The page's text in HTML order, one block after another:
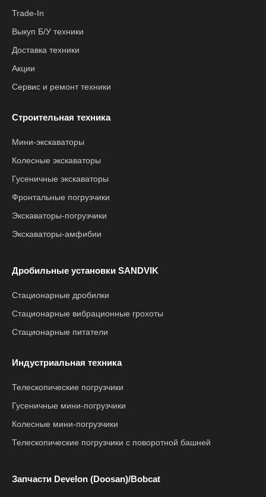
Trade-In
Выкуп Б/У техники
Доставка техники
Акции
Сервис и ремонт техники
Строительная техника
Мини-экскаваторы
Колесные экскаваторы
Гусеничные экскаваторы
Фронтальные погрузчики
Экскаваторы-погрузчики
Экскаваторы-амфибии
Дробильные установки SANDVIK
Стационарные дробилки
Стационарные вибрационные грохоты
Стационарные питатели
Индустриальная техника
Телескопические погрузчики
Гусеничные мини-погрузчики
Колесные мини-погрузчики
Телескопические погрузчики с поворотной башней
Запчасти Develon (Doosan)/Bobcat